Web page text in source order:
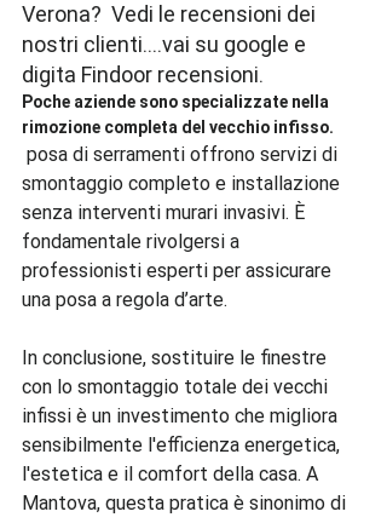
Verona?  Vedi le recensioni dei
nostri clienti....vai su google e
digita Findoor recensioni.
Poche aziende sono specializzate nella
rimozione completa del vecchio infisso.
smontaggio completo e installazione
senza interventi murari invasivi. È
fondamentale rivolgersi a
professionisti esperti per assicurare
una posa a regola d’arte.
In conclusione, sostituire le finestre
con lo smontaggio totale dei vecchi
infissi è un investimento che migliora
sensibilmente l'efficienza energetica,
l'estetica e il comfort della casa. A
Mantova, questa pratica è sinonimo di